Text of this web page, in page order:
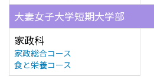
大妻女子大学短期大学部
家政科
家政総合コース
食と栄養コース